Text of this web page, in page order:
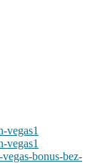
vegas1
vegas1
bonus-bez-